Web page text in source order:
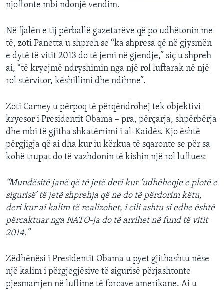
njoftonte mbi ndonjë vendim.
Në fjalën e tij përballë gazetarëve që po udhëtonin me
të, zoti Panetta u shpreh se “ka shpresa që në gjysmën
e dytë të vitit 2013 do të jemi në gjendje,” siç u shpreh
ai, “të kryejmë ndryshimin nga një rol luftarak në një
rol stërvitor, këshillimi dhe ndihme”.
Zoti Carney u përpoq të përqëndrohej tek objektivi
kryesor i Presidentit Obama – pra, përçarja, shpërbërja
dhe mbi të gjitha shkatërrimi i al-Kaidës. Kjo është
përgjigja që ai dha kur iu kërkua të sqaronte se për sa
kohë trupat do të vazhdonin të kishin një rol luftues:
“Mundësitë janë që të jetë deri kur ‘udhëheqje e plotë e
sigurisë’ të jetë shprehja që ne do të përdorim këtu,
deri kur ai kalim të realizohet, i cili ashtu si edhe është
përcaktuar nga NATO-ja do të arrihet në fund të vitit
2014.”
Zëdhënësi i Presidentit Obama u pyet gjithashtu nëse
një kalim i përgjegjësive të sigurisë përjashtonte
pjesmarrjen në luftime të forcave amerikane. Ai u